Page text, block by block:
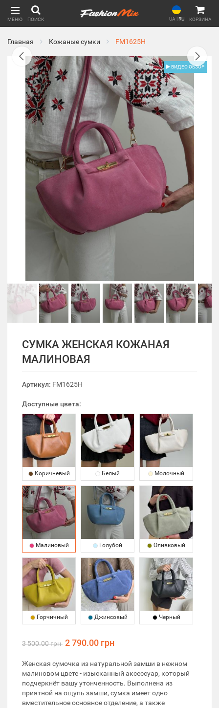
МЕНЮ ПОИСК UA |RU КОРЗИНА
Главная Кожаные сумки FM1625H
ВИДЕО ОБЗОР
СУМКА ЖЕНСКАЯ КОЖАНАЯ
МАЛИНОВАЯ
Артикул: FM1625H
Доступные цвета:
Коричневый Белый Молочный
Малиновый Голубой Оливковый
Горчичный Джинсовый Черный
3 500.00 грн 2 790.00 грн
Женская сумочка из натуральной замши в нежном
малиновом цвете - изысканный аксессуар, который
подчеркнёт вашу утонченность. Выполнена из
приятной на ощупь замши, сумка имеет одно
вместительное основное отделение, а также